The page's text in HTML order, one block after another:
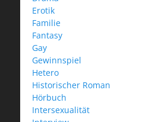
Erotik
Familie
Fantasy
Gay
Gewinnspiel
Hetero
Historischer Roman
Hörbuch
Intersexualität